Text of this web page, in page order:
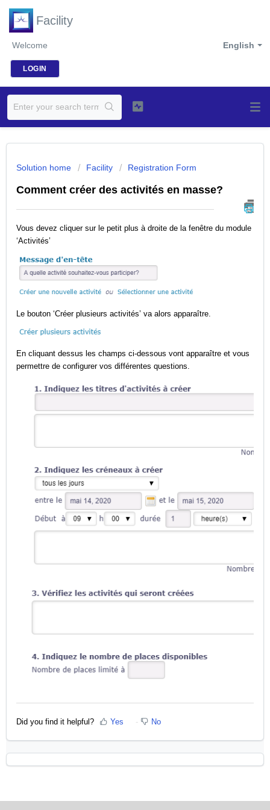
Facility
English
Welcome
LOGIN
Solution home Facility Registration Form
Comment créer des activités en masse?
Vous devez cliquer sur le petit plus à droite de la fenêtre du module
‘Activités’
Le bouton ‘Créer plusieurs activités’ va alors apparaître.
En cliquant dessus les champs ci-dessous vont apparaître et vous
permettre de configurer vos différentes questions.
Did you find it helpful? Yes No